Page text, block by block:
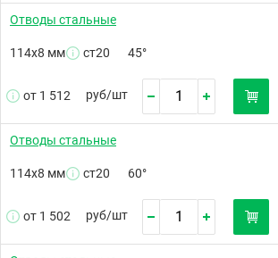
Отводы стальные
114х8 мм ст20 45°
от 1 512 руб/шт
Отводы стальные
114х8 мм ст20 60°
от 1 502 руб/шт